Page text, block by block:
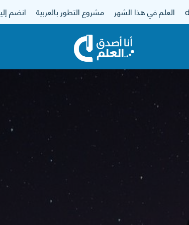
العلم في هذا الشهر مشروع التطور بالعربية انضم